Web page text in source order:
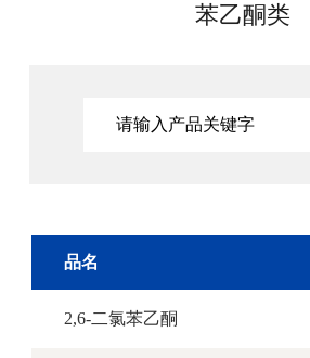
苯乙酮类
品名
2,6-二氯苯乙酮